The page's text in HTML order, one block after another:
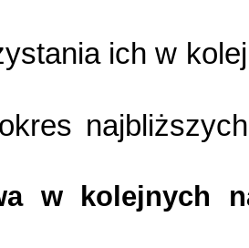
ich w
w kolejnych